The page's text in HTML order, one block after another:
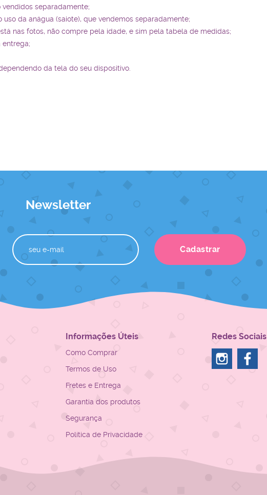
separadamente;
da anágua (saiote), que vendemos separadamente;
nas fotos, não compre pela idade, e sim pela tabela de medidas;
entrega;
da tela do seu dispositivo.
Newsletter
Cadastrar
Informações Úteis
Como Comprar
Termos de Uso
Fretes e Entrega
Garantia dos produtos
Segurança
Política de Privacidade
Redes Sociais